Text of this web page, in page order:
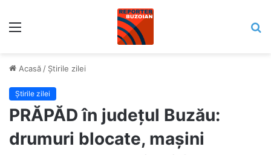
Acasă / Știrile zilei
Știrile zilei
PRĂPĂD în județul Buzău:
drumuri blocate, mașini